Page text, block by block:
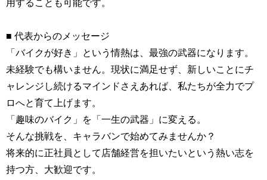
用することも可能です。
■ 代表からのメッセージ
「バイクが好き」という情熱は、最強の武器になります。
未経験でも構いません。現状に満足せず、新しいことにチ
ャレンジし続けるマインドさえあれば、私たちが全力でプ
ロへと育て上げます。
「趣味のバイク」を「一生の武器」に変える。
そんな挑戦を、キャラバンで始めてみませんか？
将来的に正社員として店舗経営を担いたいという熱い志を
持つ方、大歓迎です。